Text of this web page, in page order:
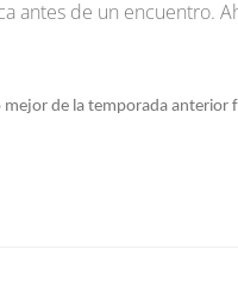
antes de un encuentro.
de la temporada anterior